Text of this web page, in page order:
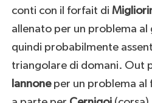
conti con il forfait di
allenato per un problema al
quindi probabilmente
triangolare di domani. Out
Iannoneper un problema al